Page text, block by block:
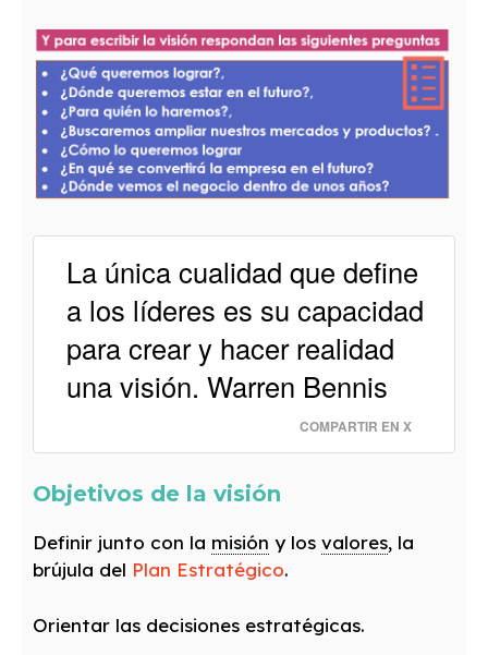
La única cualidad que define
a los líderes es su capacidad
para crear y hacer realidad
una visión. Warren Bennis
COMPARTIR EN X
Objetivos de la visión
Definir junto con la misión y los valores, la
brújula del Plan Estratégico.
Orientar las decisiones estratégicas.